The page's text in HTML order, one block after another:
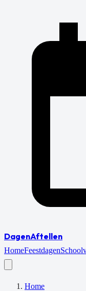
DagenAftellen
HomeFeestdagen
Home